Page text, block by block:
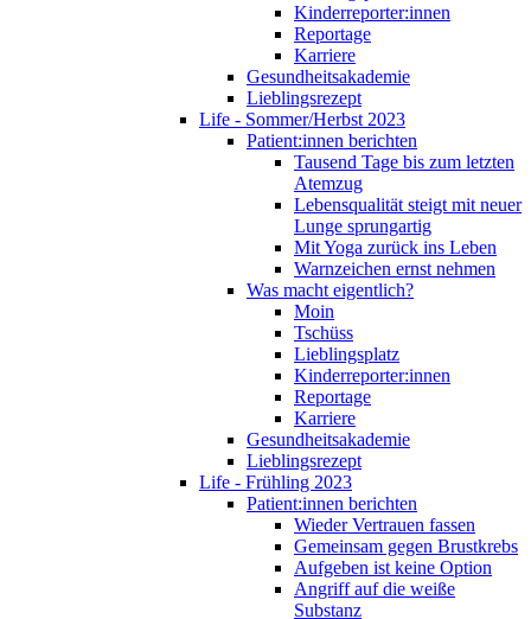
Kinderreporter:innen
Reportage
Karriere
Gesundheitsakademie
Lieblingsrezept
Life - Sommer/Herbst 2023
Patient:innen berichten
Tausend Tage bis zum letzten
Atemzug
Lebensqualität steigt mit neuer
Lunge sprungartig
Mit Yoga zurück ins Leben
Warnzeichen ernst nehmen
Was macht eigentlich?
Moin
Tschüss
Lieblingsplatz
Kinderreporter:innen
Reportage
Karriere
Gesundheitsakademie
Lieblingsrezept
Life - Frühling 2023
Patient:innen berichten
Wieder Vertrauen fassen
Gemeinsam gegen Brustkrebs
Aufgeben ist keine Option
Angriff auf die weiße
Substanz